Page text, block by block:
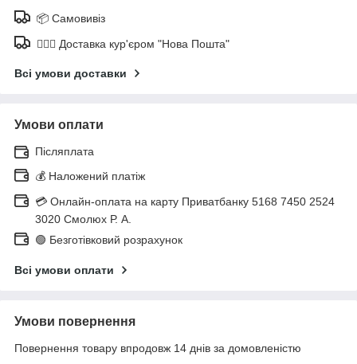
📦 Самовивіз
🚶🏼‍♂️ Доставка кур'єром "Нова Пошта"
Всі умови доставки
Умови оплати
Післяплата
💰 Наложений платіж
💳 Онлайн-оплата на карту Приватбанку 5168 7450 2524
3020 Смолюх Р. А.
🟢 Безготівковий розрахунок
Всі умови оплати
Умови повернення
Повернення товару впродовж 14 днів за домовленістю